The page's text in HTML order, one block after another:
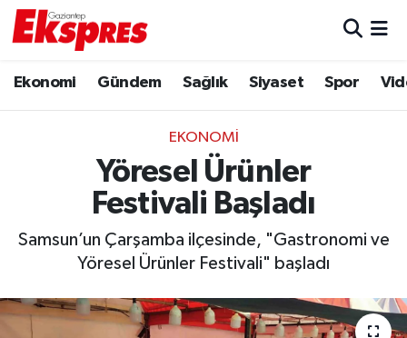
Ekonomi Gündem Sağlık Siyaset Spor
EKONOMI
Yöresel Ürünler
Festivali Başladı
Samsun’un Çarşamba ilçesinde, "Gastronomi ve
Yöresel Ürünler Festivali" başladı
Ekonomi
Gaziantep son dakika
Gündem
Haberler
Trafik Durumu
Puan Durumu ve Fikstür
Tüm Manşetler
Son Dakika Haberleri
Haber Arşivi